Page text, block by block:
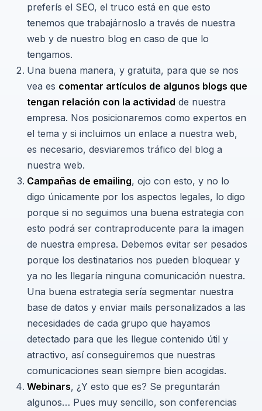
preferís el SEO, el truco está en que esto
tenemos que trabajárnoslo a través de nuestra
web y de nuestro blog en caso de que lo
tengamos.
Una buena manera, y gratuita, para que se nos
vea es comentar artículos de algunos blogs que
tengan relación con la actividad de nuestra
empresa. Nos posicionaremos como expertos en
el tema y si incluimos un enlace a nuestra web,
es necesario, desviaremos tráfico del blog a
nuestra web.
Campañas de emailing, ojo con esto, y no lo
digo únicamente por los aspectos legales, lo digo
porque si no seguimos una buena estrategia con
esto podrá ser contraproducente para la imagen
de nuestra empresa. Debemos evitar ser pesados
porque los destinatarios nos pueden bloquear y
ya no les llegaría ninguna comunicación nuestra.
Una buena estrategia sería segmentar nuestra
base de datos y enviar mails personalizados a las
necesidades de cada grupo que hayamos
detectado para que les llegue contenido útil y
atractivo, así conseguiremos que nuestras
comunicaciones sean siempre bien acogidas.
Webinars, ¿Y esto que es? Se preguntarán
algunos… Pues muy sencillo, son conferencias